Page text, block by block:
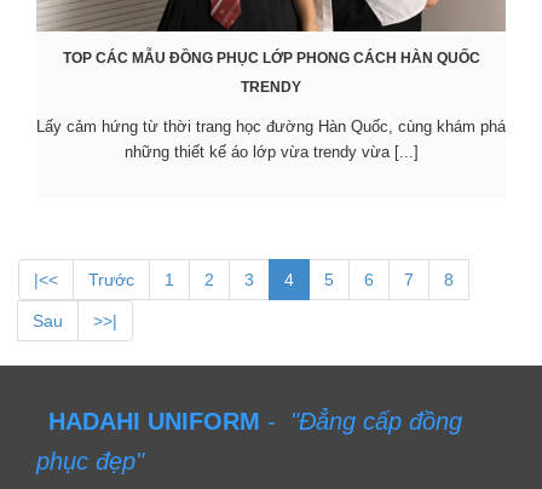
TOP CÁC MẪU ĐỒNG PHỤC LỚP PHONG CÁCH HÀN QUỐC
TRENDY
Lấy cảm hứng từ thời trang học đường Hàn Quốc, cùng khám phá
những thiết kế áo lớp vừa trendy vừa [...]
|<< Trước 1 2 3 4 5 6 7 8
Sau >>|
HADAHI UNIFORM - "Đẳng cấp đồng
phục đẹp"